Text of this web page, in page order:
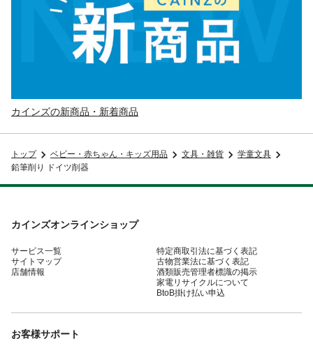
カインズの新商品・新着商品
トップ ベビー・赤ちゃん・キッズ用品 文具・雑貨
学童文具
鉛筆削り ドイツ削器
カインズオンラインショップ
サービス一覧
サイトマップ
店舗情報
特定商取引法に基づく表記
古物営業法に基づく表記
酒類販売管理者標識の掲示
家電リサイクルについて
BtoB掛け払い申込
お客様サポート